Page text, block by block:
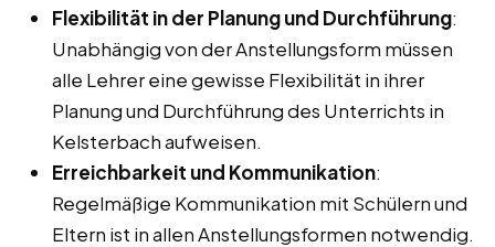
Flexibilität in der Planung und Durchführung:
Unabhängig von der Anstellungsform müssen
alle Lehrer eine gewisse Flexibilität in ihrer
Planung und Durchführung des Unterrichts in
Kelsterbach aufweisen.
Erreichbarkeit und Kommunikation:
Regelmäßige Kommunikation mit Schülern und
Eltern ist in allen Anstellungsformen notwendig.